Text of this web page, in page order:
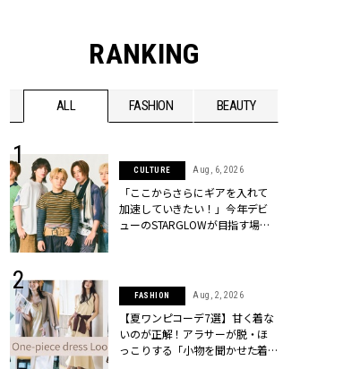
RANKING
ALL FASHION BEAUTY
CULTURE Aug, 6, 2026
「ここからさらにギアを入れて
加速していきたい！」今年デビ
ューのSTARGLOWが目指す場所
FASHION Aug, 2, 2026
【夏ワンピコーデ7選】甘く着な
いのが正解！アラサーが脱・ほ
っこりする「小物を聞かせた着